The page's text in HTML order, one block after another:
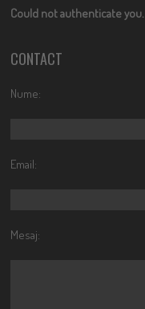
Could not authenticate you.
CONTACT
Nume:
Email:
Mesaj: